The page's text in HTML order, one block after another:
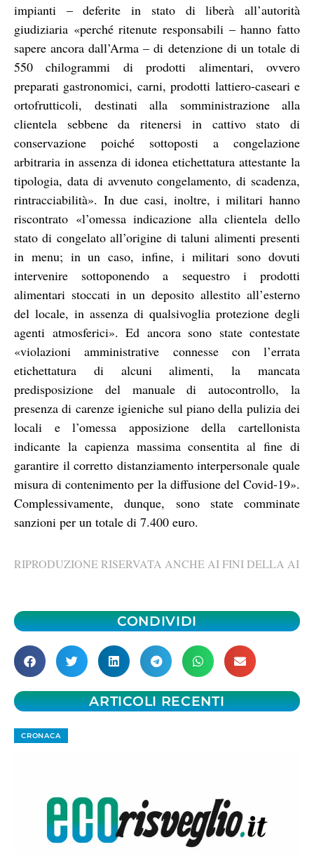
impianti – deferite in stato di liberà all’autorità
giudiziaria «perché ritenute responsabili – hanno fatto
sapere ancora dall’Arma – di detenzione di un totale di
550 chilogrammi di prodotti alimentari, ovvero
preparati gastronomici, carni, prodotti lattiero-caseari e
ortofrutticoli, destinati alla somministrazione alla
clientela sebbene da ritenersi in cattivo stato di
conservazione poiché sottoposti a congelazione
arbitraria in assenza di idonea etichettatura attestante la
tipologia, data di avvenuto congelamento, di scadenza,
rintracciabilità». In due casi, inoltre, i militari hanno
riscontrato «l’omessa indicazione alla clientela dello
stato di congelato all’origine di taluni alimenti presenti
in menu; in un caso, infine, i militari sono dovuti
intervenire sottoponendo a sequestro i prodotti
alimentari stoccati in un deposito allestito all’esterno
del locale, in assenza di qualsivoglia protezione degli
agenti atmosferici». Ed ancora sono state contestate
«violazioni amministrative connesse con l’errata
etichettatura di alcuni alimenti, la mancata
predisposizione del manuale di autocontrollo, la
presenza di carenze igieniche sul piano della pulizia dei
locali e l’omessa apposizione della cartellonista
indicante la capienza massima consentita al fine di
garantire il corretto distanziamento interpersonale quale
misura di contenimento per la diffusione del Covid-19».
Complessivamente, dunque, sono state comminate
sanzioni per un totale di 7.400 euro.
RIPRODUZIONE RISERVATA ANCHE AI FINI DELLA AI
CONDIVIDI
ARTICOLI RECENTI
CRONACA